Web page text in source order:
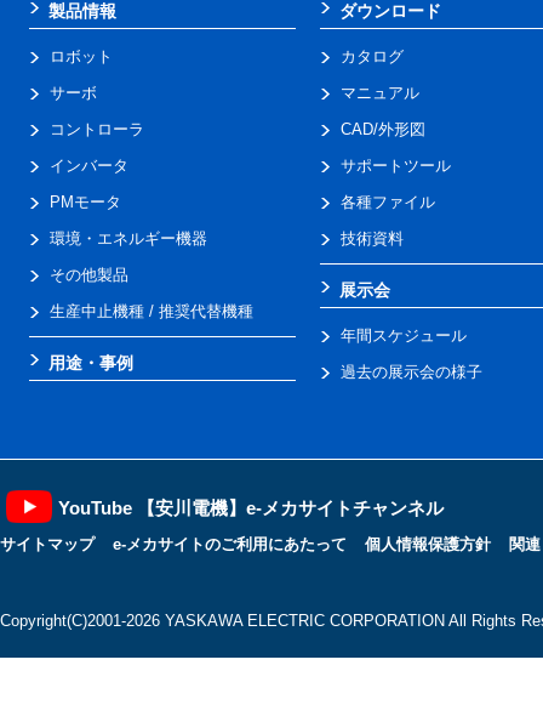
製品情報
ロボット
サーボ
コントローラ
インバータ
PMモータ
環境・エネルギー機器
その他製品
生産中止機種 / 推奨代替機種
用途・事例
ダウンロード
カタログ
マニュアル
CAD/外形図
サポートツール
各種ファイル
技術資料
展示会
年間スケジュール
過去の展示会の様子
YouTube 【安川電機】e-メカサイトチャンネル
サイトマップ e-メカサイトのご利用にあたって 個人情報保護方針 関
Copyright(C)2001‐2026 YASKAWA ELECTRIC CORPORATION All Rights